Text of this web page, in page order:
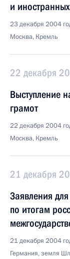
и
23 декабря 2004
Москва, Кремль
22 декабря
Выступление
грамот
22 декабря 2004
Москва, Кремль
21 декабря
Заявления
по итогам
21 декабря 2004
Германия, земля